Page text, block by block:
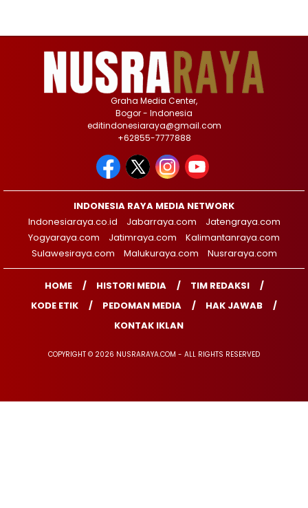
Graha Media Center,
Bogor - Indonesia
editindonesiaraya@gmail.com
+62855-7777888
INDONESIA RAYA MEDIA NETWORK
Indonesiaraya.co.id
Jabarraya.com
Jatengraya.com
Yogyaraya.com
Jatimraya.com
Kalimantanraya.com
Sulawesiraya.com
Malukuraya.com Nusraraya.com
HOME HISTORI MEDIA
TIM REDAKSI
KODE ETIK
PEDOMAN MEDIA
HAK JAWAB
KONTAK IKLAN
COPYRIGHT © 2026 NUSRARAYA.COM - ALL RIGHTS RESERVED